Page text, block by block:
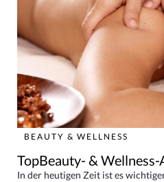
BEAUTY & WELLNESS
TopBeauty- & Wellness-
In der heutigen Zeit ist es